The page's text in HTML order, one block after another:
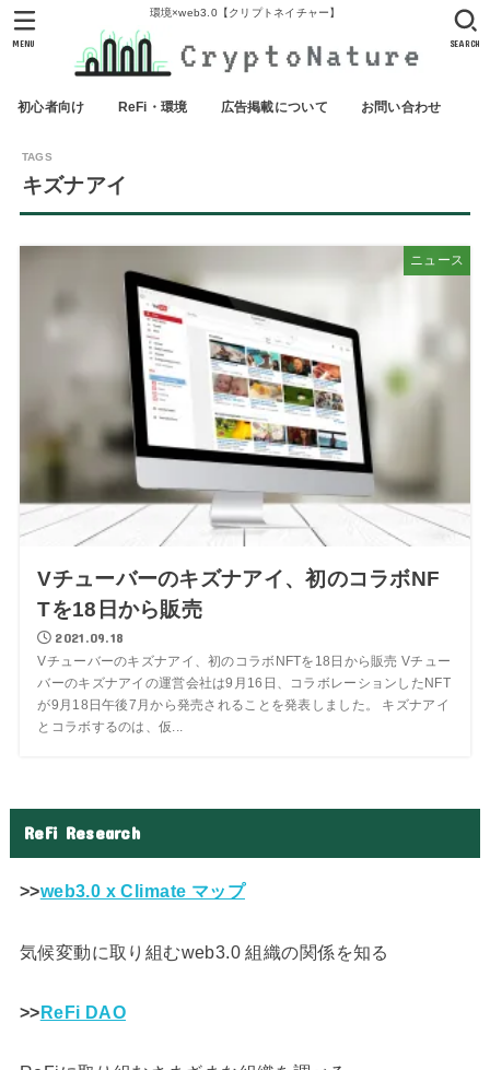
環境×web3.0【クリプトネイチャー】
初心者向け ReFi・環境 広告掲載について お問い合わせ
SEARCH
MENU
キズナアイ
ニュース
Vチューバーのキズナアイ、初のコラボNF
Tを18日から販売
2021.09.18
Vチューバーのキズナアイ、初のコラボNFTを18日から販売 Vチュー
バーのキズナアイの運営会社は9月16日、コラボレーションしたNFT
が9月18日午後7月から発売されることを発表しました。 キズナアイ
とコラボするのは、仮...
ReFi Research
>>web3.0 x Climate マップ
気候変動に取り組むweb3.0 組織の関係を知る
>>ReFi DAO